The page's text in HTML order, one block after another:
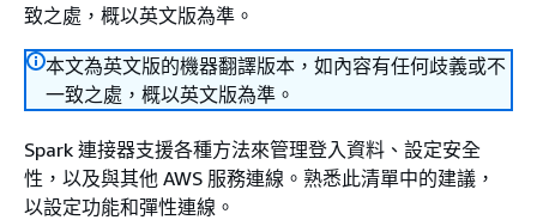
致之處，概以英文版為準。
本文為英文版的機器翻譯版本，如內容有任何歧義或不
一致之處，概以英文版為準。
Spark 連接器支援各種方法來管理登入資料、設定安全
性，以及與其他 AWS 服務連線。熟悉此清單中的建議，
以設定功能和彈性連線。